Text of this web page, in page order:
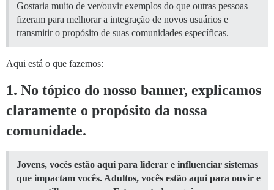
Gostaria muito de ver/ouvir exemplos do que outras pessoas
fizeram para melhorar a integração de novos usuários e
transmitir o propósito de suas comunidades específicas.
Aqui está o que fazemos:
1. No tópico do nosso banner, explicamos
claramente o propósito da nossa
comunidade.
Jovens, vocês estão aqui para liderar e influenciar sistemas
que impactam vocês. Adultos, vocês estão aqui para ouvir e